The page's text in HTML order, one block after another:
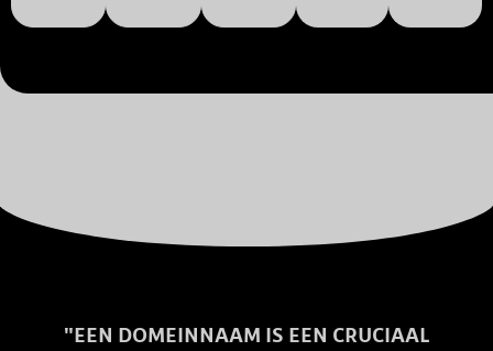
"EEN DOMEINNAAM IS EEN CRUCIAAL